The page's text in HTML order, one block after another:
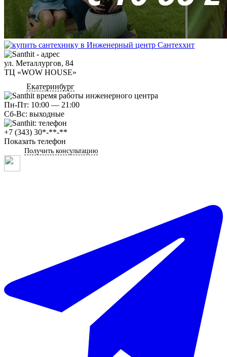
ул. Металлургов, 84
ТЦ «WOW HOUSE»
Екатеринбург
Пн-Пт: 10:00 — 21:00
Сб-Вс: выходные
+7 (343) 30*-**-**
Показать телефон
Получить консультацию